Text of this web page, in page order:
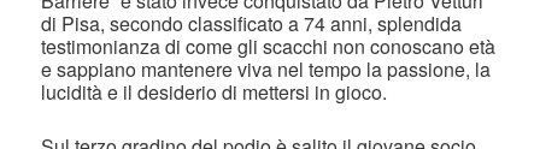
di Pisa, secondo classificato a 74 anni, splendida
testimonianza di come gli scacchi non conoscano età
e sappiano mantenere viva nel tempo la passione, la
lucidità e il desiderio di mettersi in gioco.